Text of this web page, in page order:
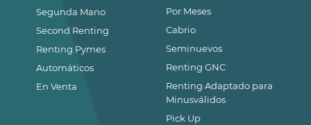
Segunda Mano
Second Renting
Renting Pymes
Automáticos
En Venta
Por Meses
Cabrio
Seminuevos
Renting GNC
Renting Adaptado para
Minusválidos
Pick Up